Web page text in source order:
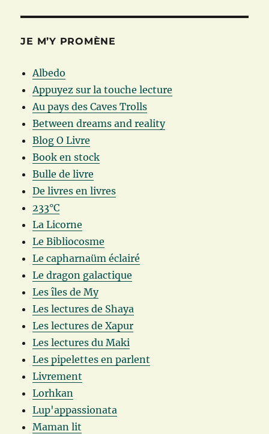
JE M’Y PROMÈNE
Albedo
Appuyez sur la touche lecture
Au pays des Caves Trolls
Between dreams and reality
Blog O Livre
Book en stock
Bulle de livre
De livres en livres
233°C
La Licorne
Le Bibliocosme
Le capharnaüm éclairé
Le dragon galactique
Les îles de My
Les lectures de Shaya
Les lectures de Xapur
Les lectures du Maki
Les pipelettes en parlent
Livrement
Lorhkan
Lup'appassionata
Maman lit